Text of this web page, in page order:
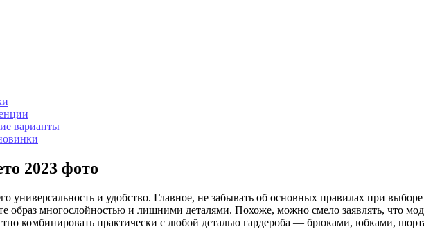
варианты
2023 фото
и удобство. Главное, не забывать об основных правилах при выборе
образ многослойностью и лишними деталями. Похоже, можно смело заявлять, что
комбинировать практически с любой деталью гардероба — брюками, юбками,